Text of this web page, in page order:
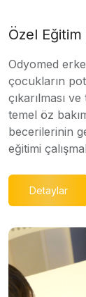
Özel
Odyomed
çocukların
çıkarılması
temel öz
becerilerinin
eğitimi
Detaylar